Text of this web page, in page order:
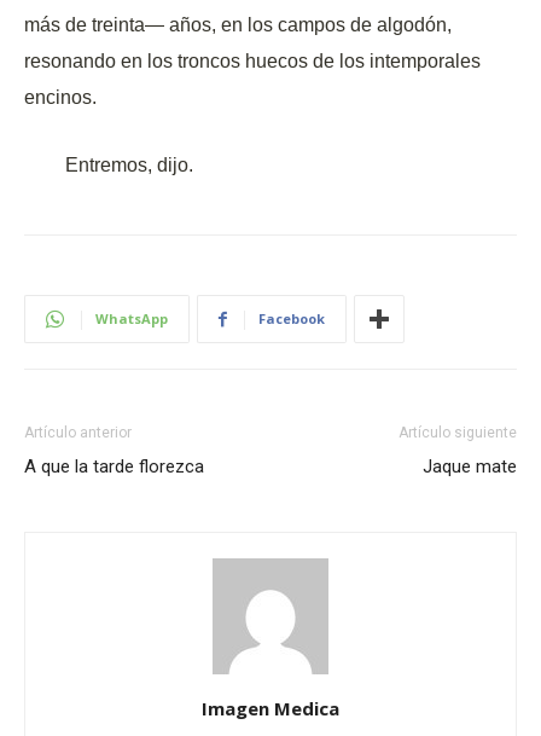
más de treinta— años, en los campos de algodón,
resonando en los troncos huecos de los intemporales
encinos.
Entremos, dijo.
WhatsApp Facebook
Artículo anterior
A que la tarde florezca
Artículo siguiente
Jaque mate
Imagen Medica